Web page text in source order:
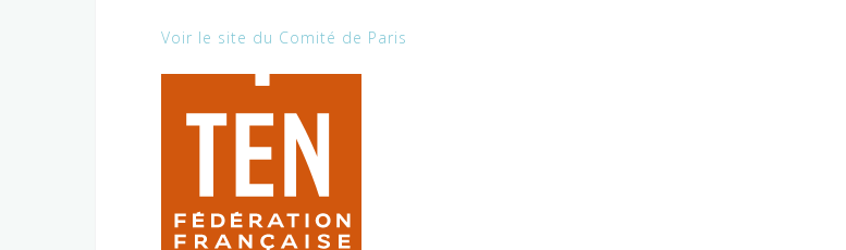
Voir le site du Comité de Paris